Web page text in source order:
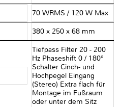
70 WRMS / 120 W Max
380 x 250 x 68 mm
Tiefpass Filter 20 - 200
Hz Phaseshift 0 / 180°
Schalter Cinch- und
Hochpegel Eingang
(Stereo) Extra flach für
Montage im Fußraum
oder unter dem Sitz